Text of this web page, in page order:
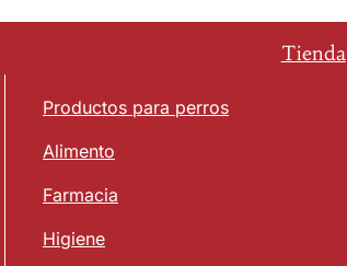
Tienda
Productos para perros
Alimento
Farmacia
Higiene